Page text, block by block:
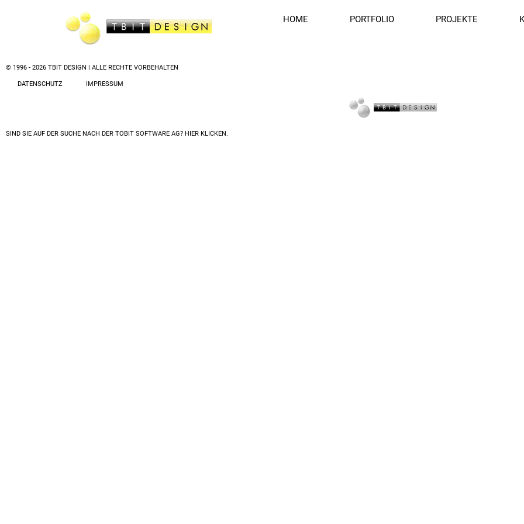
HOME PORTFOLIO PROJEKTE
© 1996 - 2026 TBIT DESIGN | ALLE RECHTE VORBEHALTEN
DATENSCHUTZ IMPRESSUM
SIND SIE AUF DER SUCHE NACH DER TOBIT SOFTWARE AG? HIER KLICKEN.